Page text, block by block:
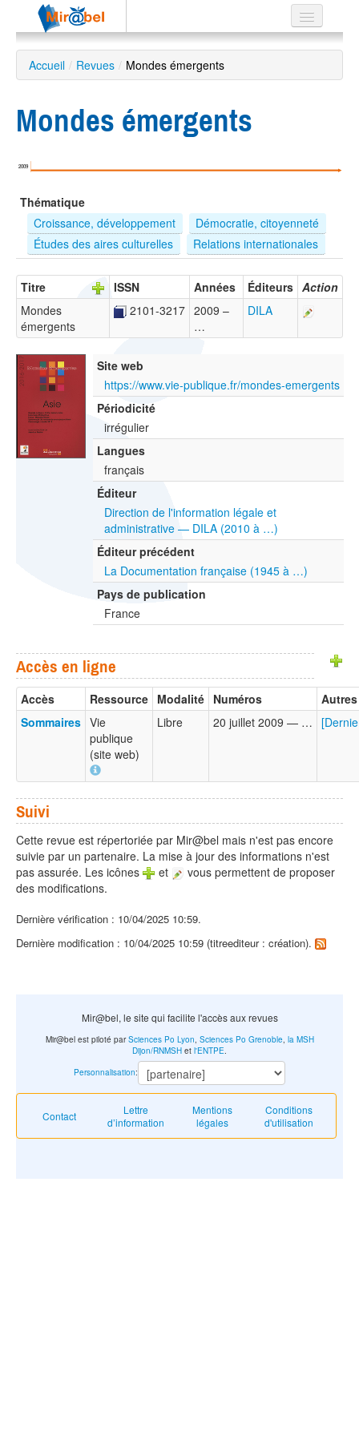
Le réseau
Soutien
Recherche
avancée
EN
ES
?
Accueil / Revues / Mondes émergents
Mondes émergents
2009
Thématique
Croissance, développement
Démocratie, citoyenneté
Études des aires culturelles
Relations internationales
Titre ISSN Années Éditeurs Action
Mondes
émergents
2101-3217 2009 –
…
DILA
Site web
https://www.vie-publique.fr/mondes-emergents
Périodicité
irrégulier
Langues
français
Éditeur
Direction de l'information légale et
administrative — DILA (2010 à …)
Éditeur précédent
La Documentation française (1945 à …)
Pays de publication
France
Accès en ligne
Accès Ressource Modalité Numéros
Sommaires Vie
publique
(site web)
Libre 20 juillet 2009 — …
Suivi
Cette revue est répertoriée par Mir@bel mais n'est pas encore
suivie par un partenaire. La mise à jour des informations n'est
pas assurée. Les icônes
et
vous permettent de proposer
des modifications.
Dernière vérification : 10/04/2025 10:59.
Dernière modification : 10/04/2025 10:59 (titreediteur : création).
Mir@bel, le site qui facilite l'accès aux revues
Contact
Lettre
d’information
Mentions
légales
Conditions
d'utilisation
Mir@bel est piloté parSciences Po Lyon, Sciences Po Grenoble, la MSH
Dijon/RNMSH et l'ENTPE.
Personnalisation: